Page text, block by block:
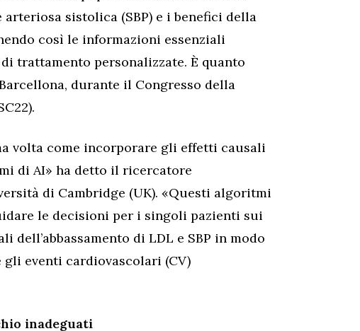
sistolica (SBP) e i benefici della
così le informazioni essenziali
trattamento personalizzate. È quanto
durante il Congresso della
volta come incorporare gli effetti causali
di AI» ha detto il ricercatore
di Cambridge (UK). «Questi algoritmi
le decisioni per i singoli pazienti sui
dell’abbassamento di LDL e SBP in modo
eventi cardiovascolari (CV)
inadeguati